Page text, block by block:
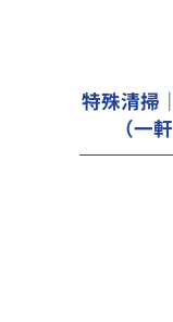
特殊清掃
（一